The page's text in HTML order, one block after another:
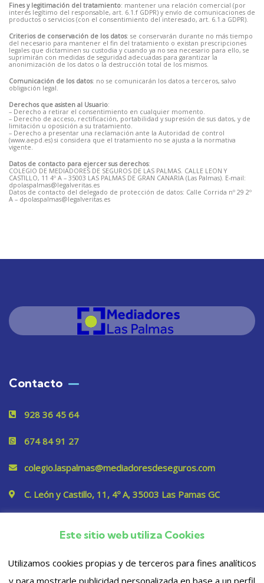
Fines y legitimación del tratamiento: mantener una relación comercial (por
interés legítimo del responsable, art. 6.1.f GDPR) y envío de comunicaciones de
productos o servicios (con el consentimiento del interesado, art. 6.1.a GDPR).
Criterios de conservación de los datos: se conservarán durante no más tiempo
del necesario para mantener el fin del tratamiento o existan prescripciones
legales que dictaminen su custodia y cuando ya no sea necesario para ello, se
suprimirán con medidas de seguridad adecuadas para garantizar la
anonimización de los datos o la destrucción total de los mismos.
Comunicación de los datos: no se comunicarán los datos a terceros, salvo
obligación legal.
Derechos que asisten al Usuario:
– Derecho a retirar el consentimiento en cualquier momento.
– Derecho de acceso, rectificación, portabilidad y supresión de sus datos, y de
limitación u oposición a su tratamiento.
– Derecho a presentar una reclamación ante la Autoridad de control
(www.aepd.es) si considera que el tratamiento no se ajusta a la normativa
vigente.
Datos de contacto para ejercer sus derechos:
COLEGIO DE MEDIADORES DE SEGUROS DE LAS PALMAS. CALLE LEON Y
CASTILLO, 11 4º A – 35003 LAS PALMAS DE GRAN CANARIA (Las Palmas). E-mail:
dpolaspalmas@legalveritas.es
Datos de contacto del delegado de protección de datos: Calle Corrida nº 29 2º
A – dpolaspalmas@legalveritas.es
Contacto
928 36 45 64
674 84 91 27
colegio.laspalmas@mediadoresdeseguros.com
C. León y Castillo, 11, 4º A, 35003 Las Pamas GC
PrivacidadEste sitio web utiliza Cookies
Utilizamos cookies propias y de terceros para fines analíticos